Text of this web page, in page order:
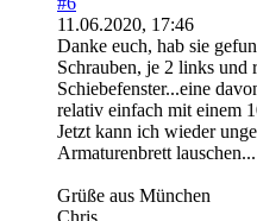
11.06.2020, 17:46
Danke euch, hab sie
Schrauben, je 2 links und
Schiebefenster...eine
relativ einfach mit einem
Jetzt kann ich wieder
Armaturenbrett lauschen...
Grüße aus München
Chris